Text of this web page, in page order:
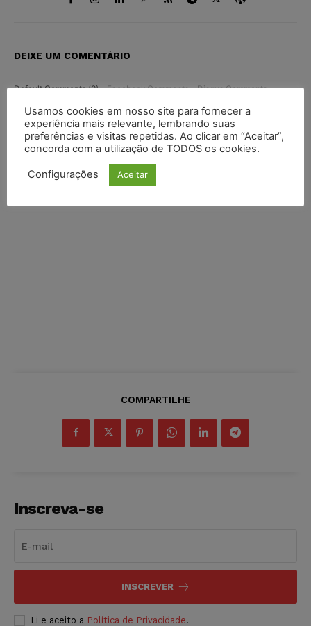
DEIXE UM COMENTÁRIO
Default Comments (0) Facebook Comments Disqus Comments
COMPARTILHE
Inscreva-se
INSCREVER
Li e aceito a Política de Privacidade.
Usamos cookies em nosso site para fornecer a
experiência mais relevante, lembrando suas
preferências e visitas repetidas. Ao clicar em “Aceitar”,
concorda com a utilização de TODOS os cookies.
Configurações Aceitar